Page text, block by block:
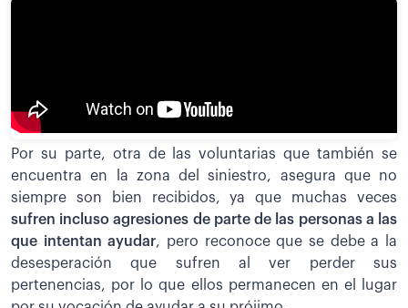
Por su parte, otra de las voluntarias que también se
encuentra en la zona del siniestro, asegura que no
siempre son bien recibidos, ya que muchas veces
sufren incluso agresiones de parte de las personas a las
que intentan ayudar, pero reconoce que se debe a la
desesperación que sufren al ver perder sus
pertenencias, por lo que ellos permanecen en el lugar